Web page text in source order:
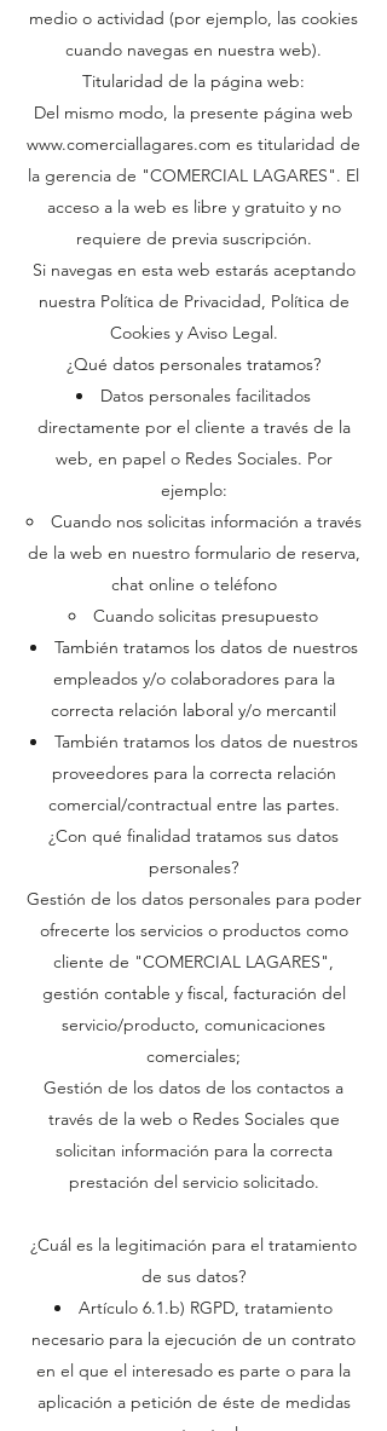
medio o actividad (por ejemplo, las cookies
cuando navegas en nuestra web).
Titularidad de la página web:
Del mismo modo, la presente página web
www.comerciallagares.com es titularidad de
la gerencia de "COMERCIAL LAGARES". El
acceso a la web es libre y gratuito y no
requiere de previa suscripción.
Si navegas en esta web estarás aceptando
nuestra Política de Privacidad, Política de
Cookies y Aviso Legal.
¿Qué datos personales tratamos?
Datos personales facilitados
directamente por el cliente a través de la
web, en papel o Redes Sociales. Por
ejemplo:
Cuando nos solicitas información a través
de la web en nuestro formulario de reserva,
chat online o teléfono
Cuando solicitas presupuesto
También tratamos los datos de nuestros
empleados y/o colaboradores para la
correcta relación laboral y/o mercantil
También tratamos los datos de nuestros
proveedores para la correcta relación
comercial/contractual entre las partes.
¿Con qué finalidad tratamos sus datos
personales?
Gestión de los datos personales para poder
ofrecerte los servicios o productos como
cliente de "COMERCIAL LAGARES",
gestión contable y fiscal, facturación del
servicio/producto, comunicaciones
comerciales;
Gestión de los datos de los contactos a
través de la web o Redes Sociales que
solicitan información para la correcta
prestación del servicio solicitado.
¿Cuál es la legitimación para el tratamiento
de sus datos?
Artículo 6.1.b) RGPD, tratamiento
necesario para la ejecución de un contrato
en el que el interesado es parte o para la
aplicación a petición de éste de medidas